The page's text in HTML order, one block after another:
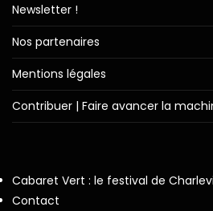
Newsletter !
Nos partenaires
Mentions légales
Contribuer | Faire avancer la
Cabaret Vert : le festival de
Contact